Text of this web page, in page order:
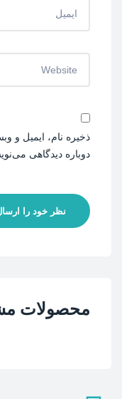
ذخیره نام، ایمیل و
دوباره دیدگاهی
نظر خود را
محصولات